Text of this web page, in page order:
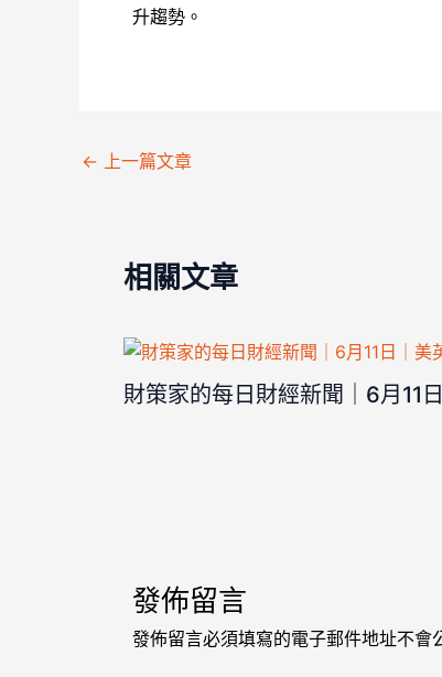
升趨勢。
← 上一篇文章
相關文章
財策家的每日財經新聞｜6月11
發佈留言
發佈留言必須填寫的電子郵件地址不會